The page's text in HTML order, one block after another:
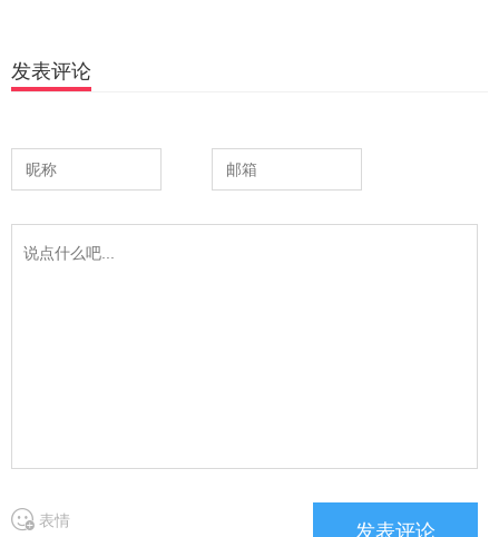
发表评论
表情